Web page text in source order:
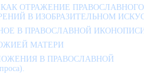
ОТРАЖЕНИЕ
В ИЗОБРАЗИТЕЛЬНОМ
В ПРАВОСЛАВНОЙ
МАТЕРИ
В ПРАВОСЛАВНОЙ